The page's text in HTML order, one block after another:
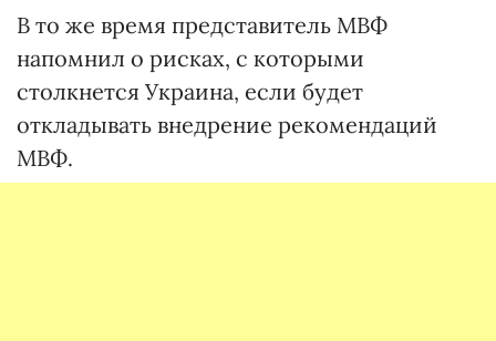
В то же время представитель МВФ
напомнил о рисках, с которыми
столкнется Украина, если будет
откладывать внедрение рекомендаций
МВФ.